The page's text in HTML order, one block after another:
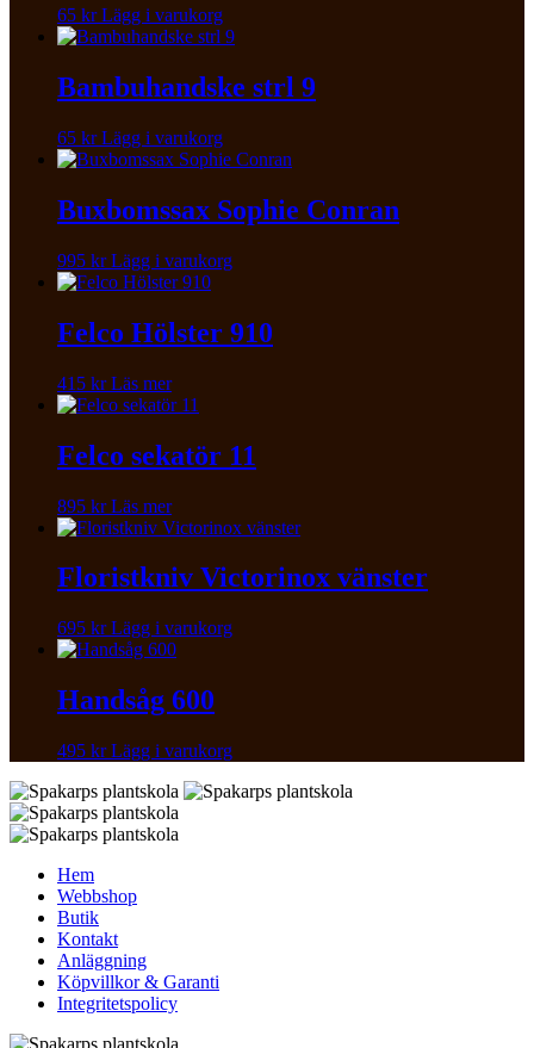
65 kr Lägg i varukorg
Bambuhandske strl 9
65 kr Lägg i varukorg
Buxbomssax Sophie Conran
995 kr Lägg i varukorg
Felco Hölster 910
415 kr Läs mer
Felco sekatör 11
895 kr Läs mer
Floristkniv Victorinox vänster
695 kr Lägg i varukorg
Handsåg 600
495 kr Lägg i varukorg
Hem
Webbshop
Butik
Kontakt
Anläggning
Köpvillkor & Garanti
Integritetspolicy